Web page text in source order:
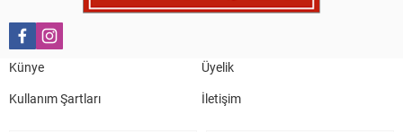
Künye
Üyelik
Kullanım Şartları
İletişim